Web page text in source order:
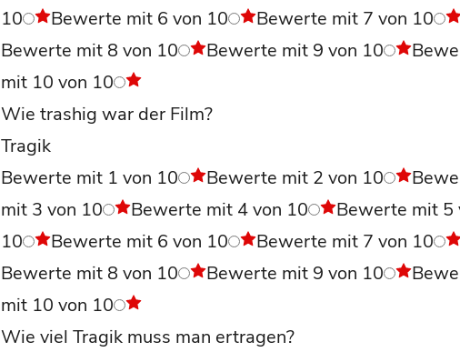
10
Bewerte mit 6 von 10
Bewerte mit 7 von 10
Bewerte mit 8 von 10
Bewerte mit 9 von 10
mit 10 von 10
Wie trashig war der Film?
Tragik
Bewerte mit 1 von 10
Bewerte mit 2 von 10
mit 3 von 10
Bewerte mit 4 von 10
Bewerte mit 5
10
Bewerte mit 6 von 10
Bewerte mit 7 von 10
Bewerte mit 8 von 10
Bewerte mit 9 von 10
mit 10 von 10
Wie viel Tragik muss man ertragen?